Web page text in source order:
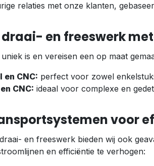
relaties met onze klanten,
draai- en freeswerk
is en vereisen een op maat
en CNC: perfect voor zowel
CNC: ideaal voor complexe en
voor
en freeswerk bieden wij ook
en efficiëntie te verhogen: